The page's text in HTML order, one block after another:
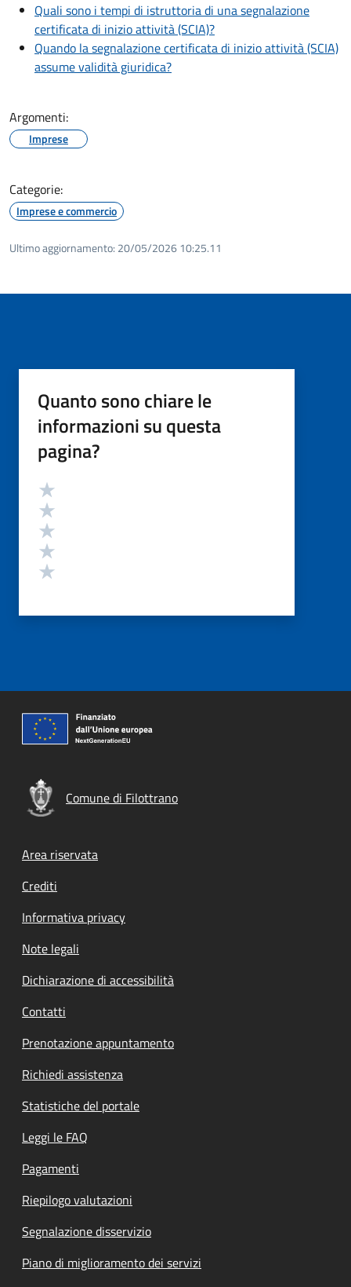
Quali sono i tempi di istruttoria di una segnalazione
certificata di inizio attività (SCIA)?
Quando la segnalazione certificata di inizio attività (SCIA)
assume validità giuridica?
Argomenti:
Imprese
Categorie:
Imprese e commercio
Ultimo aggiornamento: 20/05/2026 10:25.11
Quanto sono chiare le
informazioni su questa
pagina?
Valutazione
Comune di Filottrano
Footer menu
Area riservata
Crediti
Informativa privacy
Note legali
Dichiarazione di accessibilità
Contatti
Prenotazione appuntamento
Richiedi assistenza
Statistiche del portale
Leggi le FAQ
Pagamenti
Riepilogo valutazioni
Segnalazione disservizio
Piano di miglioramento dei servizi